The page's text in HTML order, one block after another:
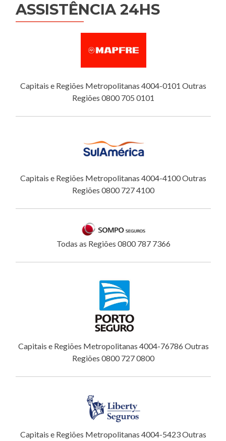
ASSISTÊNCIA 24HS
Capitais e Regiões Metropolitanas 4004-0101 Outras
Regiões 0800 705 0101
Capitais e Regiões Metropolitanas 4004-4100 Outras
Regiões 0800 727 4100
Todas as Regiões 0800 787 7366
Capitais e Regiões Metropolitanas 4004-76786 Outras
Regiões 0800 727 0800
Capitais e Regiões Metropolitanas 4004-5423 Outras